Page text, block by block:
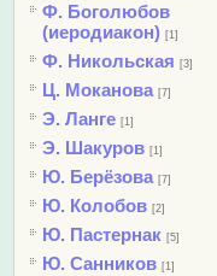
Ф. Боголюбов
(иеродиакон) [1]
Ф. Никольская [3]
Ц. Моканова [7]
Э. Ланге [1]
Э. Шакуров [1]
Ю. Берёзова [7]
Ю. Колобов [2]
Ю. Пастернак [5]
Ю. Санников [1]